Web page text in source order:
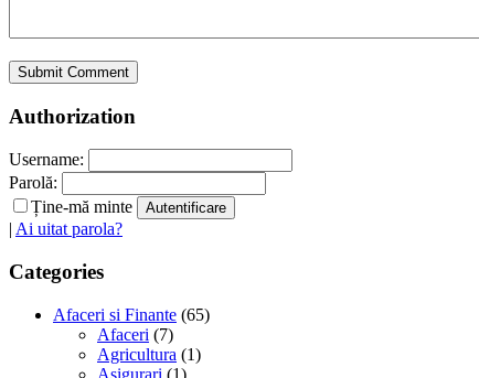
Authorization
Username:
Parolă:
Ține-mă minte
| Ai uitat parola?
Categories
Afaceri si Finante (65)
Afaceri (7)
Agricultura (1)
Asigurari (1)